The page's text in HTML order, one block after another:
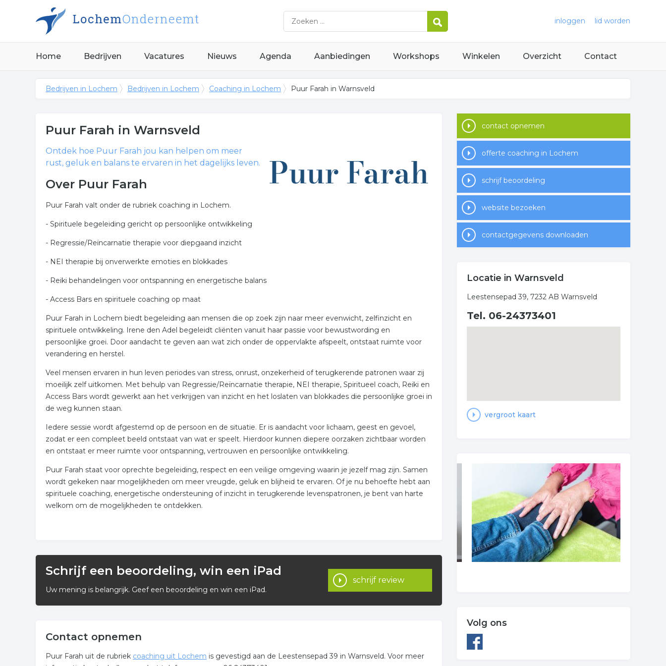
inloggen lid worden
Home Bedrijven Vacatures Nieuws Agenda Aanbiedingen Workshops Winkelen Overzicht Contact
Bedrijven in Lochem Bedrijven in Lochem Coaching in Lochem Puur Farah in Warnsveld
Puur Farah in Warnsveld
Ontdek hoe Puur Farah jou kan helpen om meer
rust, geluk en balans te ervaren in het dagelijks leven.
Over Puur Farah
Puur Farah valt onder de rubriek coaching in Lochem.
- Spirituele begeleiding gericht op persoonlijke ontwikkeling
- Regressie/Reïncarnatie therapie voor diepgaand inzicht
- NEI therapie bij onverwerkte emoties en blokkades
- Reiki behandelingen voor ontspanning en energetische balans
- Access Bars en spirituele coaching op maat
Puur Farah in Lochem biedt begeleiding aan mensen die op zoek zijn naar meer evenwicht, zelfinzicht en
spirituele ontwikkeling. Irene den Adel begeleidt cliënten vanuit haar passie voor bewustwording en
persoonlijke groei. Door aandacht te geven aan wat zich onder de oppervlakte afspeelt, ontstaat ruimte voor
verandering en herstel.
Veel mensen ervaren in hun leven periodes van stress, onrust, onzekerheid of terugkerende patronen waar zij
moeilijk zelf uitkomen. Met behulp van Regressie/Reïncarnatie therapie, NEI therapie, Spiritueel coach, Reiki en
Access Bars wordt gewerkt aan het verkrijgen van inzicht en het loslaten van blokkades die persoonlijke groei in
de weg kunnen staan.
Iedere sessie wordt afgestemd op de persoon en de situatie. Er is aandacht voor lichaam, geest en gevoel,
zodat er een compleet beeld ontstaat van wat er speelt. Hierdoor kunnen diepere oorzaken zichtbaar worden
en ontstaat er meer ruimte voor ontspanning, vertrouwen en persoonlijke ontwikkeling.
Puur Farah staat voor oprechte begeleiding, respect en een veilige omgeving waarin je jezelf mag zijn. Samen
wordt gekeken naar mogelijkheden om meer vreugde, geluk en blijheid te ervaren. Of je nu behoefte hebt aan
spirituele coaching, energetische ondersteuning of inzicht in terugkerende levenspatronen, je bent van harte
welkom om de mogelijkheden te ontdekken.
Schrijf een beoordeling, win een iPad
Uw mening is belangrijk. Geef een beoordeling en win een iPad.
schrijf review
Contact opnemen
Puur Farah uit de rubriek coaching uit Lochem is gevestigd aan de Leestensepad 39 in Warnsveld. Voor meer
contact opnemen
offerte coaching in Lochem
schrijf beoordeling
website bezoeken
contactgegevens downloaden
Locatie in Warnsveld
Leestensepad 39, 7232 AB Warnsveld
Tel. 06-24373401
vergroot kaart
Volg ons